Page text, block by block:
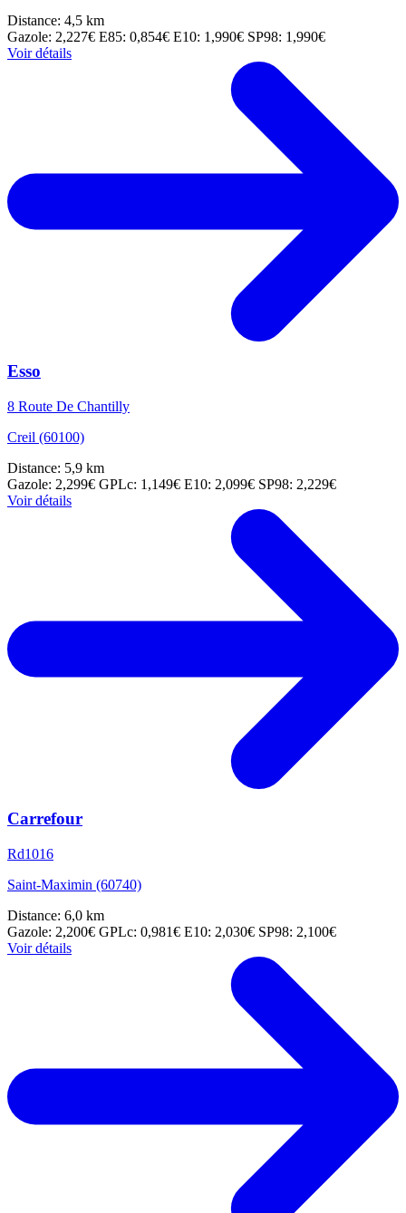
Distance: 4,5 km
Gazole: 2,227€ E85: 0,854€ E10: 1,990€ SP98: 1,990€
Voir détails
Esso
8 Route De Chantilly
Creil (60100)
Distance: 5,9 km
Gazole: 2,299€ GPLc: 1,149€ E10: 2,099€ SP98: 2,229€
Voir détails
Carrefour
Rd1016
Saint-Maximin (60740)
Distance: 6,0 km
Gazole: 2,200€ GPLc: 0,981€ E10: 2,030€ SP98: 2,100€
Voir détails